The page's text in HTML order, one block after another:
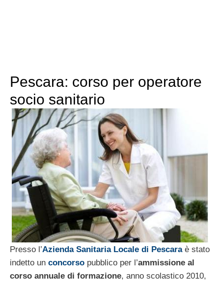
Pescara: corso per operatore
socio sanitario
Presso l’Azienda Sanitaria Locale di Pescaraè stato
indetto un concorso pubblico per l’ammissione al
corso annuale di formazione, anno scolastico 2010,